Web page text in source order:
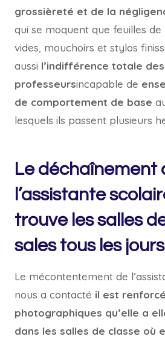
grossièreté et de la
qui se moquent que feuilles
vides, mouchoirs et stylos
aussi l’indifférence totale des
professeursincapable de
de comportement de base
lesquels ils passent plusieurs
Le déchaînement
l’assistante
trouve les salles
sales tous les jours
Le mécontentement de
nous a contacté il est
photographiques qu’elle a
dans les salles de classe où